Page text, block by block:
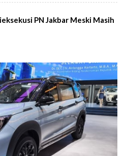
PN Jakbar Meski Masih